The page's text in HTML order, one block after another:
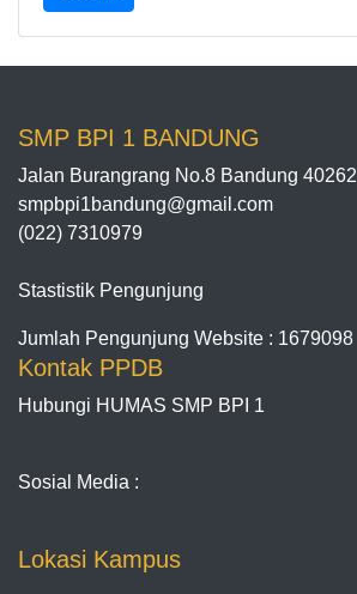
SMP BPI 1 BANDUNG
Jalan Burangrang No.8 Bandung 40262
smpbpi1bandung@gmail.com
(022) 7310979
Stastistik Pengunjung
Jumlah Pengunjung Website : 1679098
Kontak PPDB
Hubungi HUMAS SMP BPI 1
Sosial Media :
Lokasi Kampus